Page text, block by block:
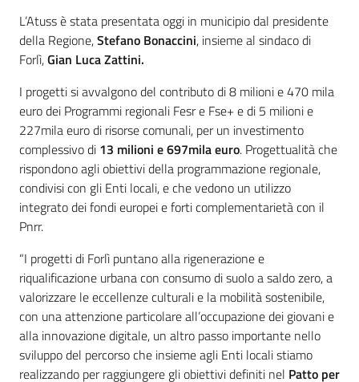
L’Atuss è stata presentata oggi in municipio dal presidente
della Regione,Stefano Bonaccini, insieme al sindaco di
Forlì,Gian Luca Zattini.
I progetti si avvalgono del contributo di 8 milioni e 470 mila
euro dei Programmi regionali Fesr e Fse+ e di 5 milioni e
227mila euro di risorse comunali, per un investimento
complessivo di 13 milioni e 697mila euro. Progettualità che
rispondono agli obiettivi della programmazione regionale,
condivisi con gli Enti locali, e che vedono un utilizzo
integrato dei fondi europei e forti complementarietà con il
Pnrr.
“I progetti di Forlì puntano alla rigenerazione e
riqualificazione urbana con consumo di suolo a saldo zero, a
valorizzare le eccellenze culturali e la mobilità sostenibile,
con una attenzione particolare all’occupazione dei giovani e
alla innovazione digitale, un altro passo importante nello
sviluppo del percorso che insieme agli Enti locali stiamo
realizzando per raggiungere gli obiettivi definiti nel Patto per